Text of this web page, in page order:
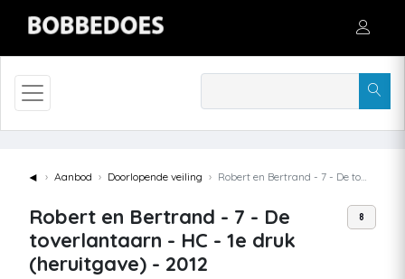
◄ Aanbod Doorlopende veiling Robert en Bertrand - 7 - De toverlantaarn - HC - 1e druk (heruitgave) - 2012
Robert en Bertrand - 7 - De
toverlantaarn - HC - 1e druk
(heruitgave) - 2012
8